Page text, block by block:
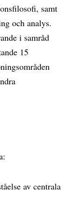
samt
och analys.
i samråd
15
av centrala